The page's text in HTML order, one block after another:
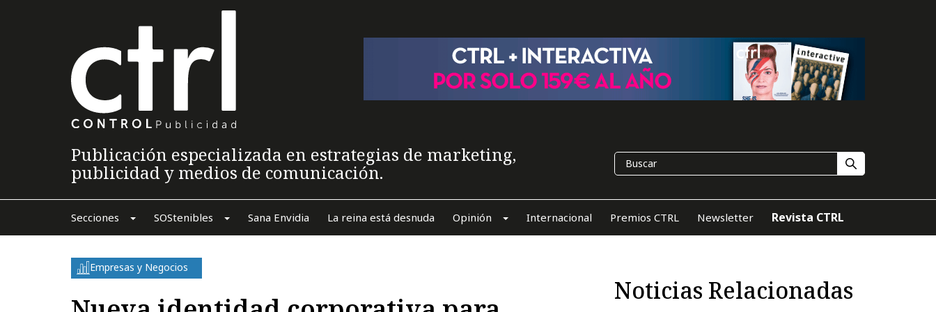
Publicación especializada en estrategias de marketing,
publicidad y medios de comunicación.
Secciones SOStenibles Sana Envidia La reina está desnuda Opinión Internacional Premios CTRL Newsletter Revista CTRL
Empresas y Negocios
Noticias Relacionadas